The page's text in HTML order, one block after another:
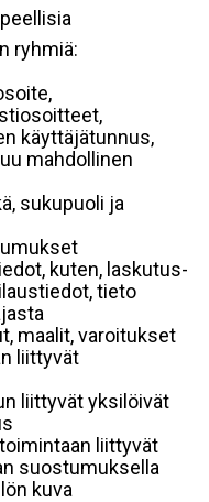
ryhmiä:
käyttäjätunnus,
mahdollinen
sukupuoli ja
kuten, laskutus-
tieto
maalit, varoitukset
liittyvät
liittyvät yksilöivät
liittyvät
suostumuksella
kuva